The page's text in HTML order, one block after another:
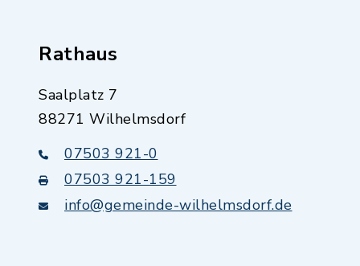
Rathaus
Saalplatz 7
88271 Wilhelmsdorf
07503 921-0
07503 921-159
info@gemeinde-wilhelmsdorf.de